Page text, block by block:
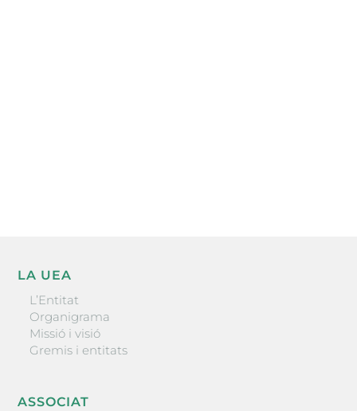
LA UEA
L’Entitat
Organigrama
Missió i visió
Gremis i entitats
ASSOCIAT